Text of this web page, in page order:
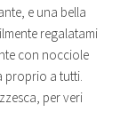
e una bella
regalatami
con nocciole
proprio a tutti.
per veri